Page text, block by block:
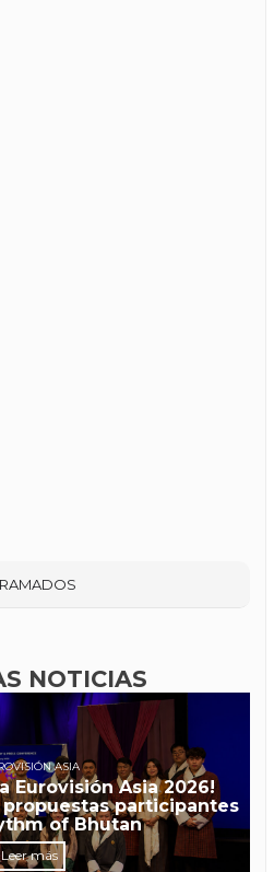
NOTICIAS
ASIA
Eurovisión Asia 2026!
participantes
of Bhutan
Leer más